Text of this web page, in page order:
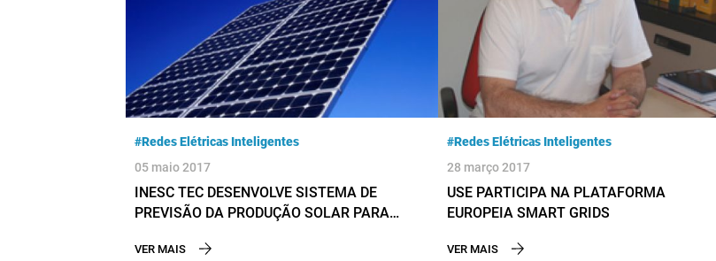
#Redes Elétricas Inteligentes
05 maio 2017
INESC TEC DESENVOLVE SISTEMA DE
PREVISÃO DA PRODUÇÃO SOLAR PARA
VER MAIS
#Redes Elétricas Inteligentes
28 março 2017
USE PARTICIPA NA PLATAFORMA
EUROPEIA SMART GRIDS
VER MAIS